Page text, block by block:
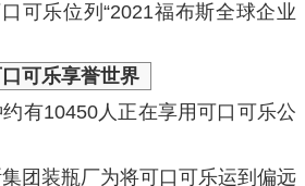
可乐位列“2021福布斯全球企业
可乐享誉世界
有10450人正在享用可口可乐公
团装瓶厂为将可口可乐运到偏远